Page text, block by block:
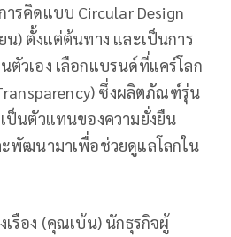
รคิดแบบ Circular Design
) ตั้งแต่ต้นทาง และเป็นการ
วเอง เลือกแบรนด์ที่แคร์โลก
ซึ่งผลิตภัณฑ์รุ่น
ป็นตัวแทนของความยั่งยืน
พัฒนามาเพื่อช่วยดูแลโลกใน
รือง (คุณเบ้น) นักธุรกิจผู้